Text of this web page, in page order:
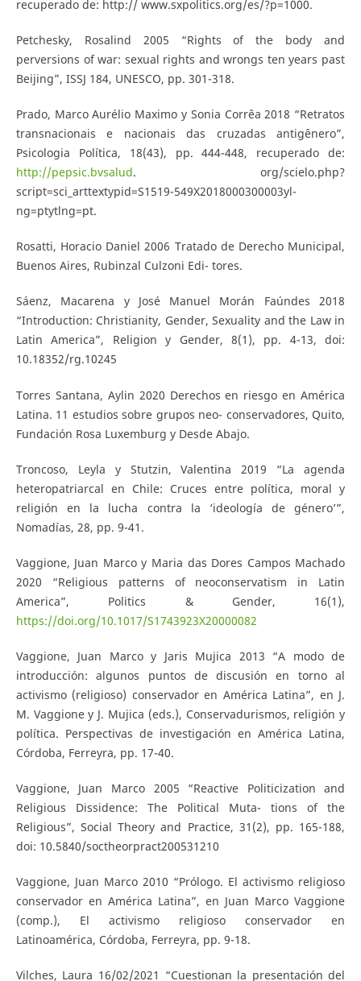
recuperado de: http:// www.sxpolitics.org/es/?p=1000.
Petchesky, Rosalind 2005 “Rights of the body and
perversions of war: sexual rights and wrongs ten years past
Beijing”, ISSJ 184, UNESCO, pp. 301-318.
Prado, Marco Aurélio Maximo y Sonia Corrêa 2018 “Retratos
transnacionais e nacionais das cruzadas antigênero”,
Psicologia Política, 18(43), pp. 444-448, recuperado de:
http://pepsic.bvsalud. org/scielo.php?
script=sci_arttextypid=S1519-549X2018000300003yl-
ng=ptytlng=pt.
Rosatti, Horacio Daniel 2006 Tratado de Derecho Municipal,
Buenos Aires, Rubinzal Culzoni Edi- tores.
Sáenz, Macarena y José Manuel Morán Faúndes 2018
“Introduction: Christianity, Gender, Sexuality and the Law in
Latin America”, Religion y Gender, 8(1), pp. 4-13, doi:
10.18352/rg.10245
Torres Santana, Aylin 2020 Derechos en riesgo en América
Latina. 11 estudios sobre grupos neo- conservadores, Quito,
Fundación Rosa Luxemburg y Desde Abajo.
Troncoso, Leyla y Stutzin, Valentina 2019 “La agenda
heteropatriarcal en Chile: Cruces entre política, moral y
religión en la lucha contra la ‘ideología de género’”,
Nomadías, 28, pp. 9-41.
Vaggione, Juan Marco y Maria das Dores Campos Machado
2020 “Religious patterns of neoconservatism in Latin
America”, Politics & Gender, 16(1),
https://doi.org/10.1017/S1743923X20000082
Vaggione, Juan Marco y Jaris Mujica 2013 “A modo de
introducción: algunos puntos de discusión en torno al
activismo (religioso) conservador en América Latina”, en J.
M. Vaggione y J. Mujica (eds.), Conservadurismos, religión y
política. Perspectivas de investigación en América Latina,
Córdoba, Ferreyra, pp. 17-40.
Vaggione, Juan Marco 2005 “Reactive Politicization and
Religious Dissidence: The Political Muta- tions of the
Religious”, Social Theory and Practice, 31(2), pp. 165-188,
doi: 10.5840/soctheorpract200531210
Vaggione, Juan Marco 2010 “Prólogo. El activismo religioso
conservador en América Latina”, en Juan Marco Vaggione
(comp.), El activismo religioso conservador en
Latinoamérica, Córdoba, Ferreyra, pp. 9-18.
Vilches, Laura 16/02/2021 “Cuestionan la presentación del